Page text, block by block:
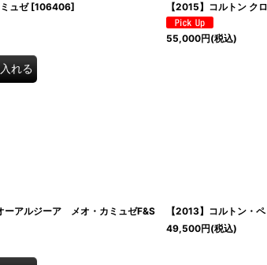
ュゼ [106406]
れる
【2015】コルトン ク
55,000円(税込)
ーアルジーア メオ・カミュゼF&S
【2013】コルトン・
49,500円(税込)